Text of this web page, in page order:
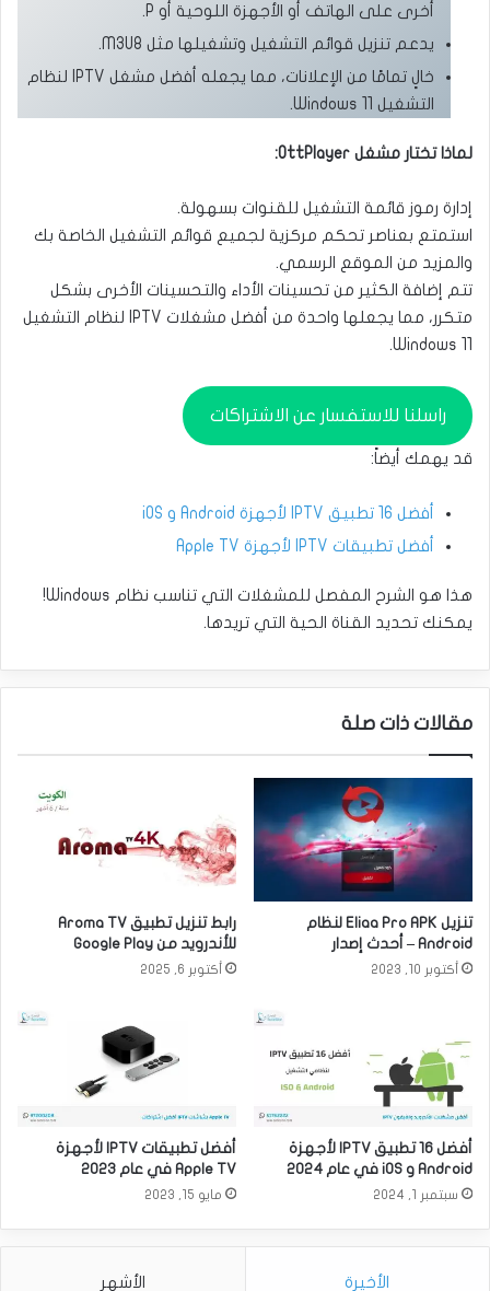
أخرى على الهاتف أو الأجهزة اللوحية أو P.
يدعم تنزيل قوائم التشغيل وتشغيلها مثل M3U8.
خالٍ تمامًا من الإعلانات، مما يجعله أفضل مشغل IPTV لنظام
التشغيل Windows 11.
لماذا تختار مشغل OttPlayer:
إدارة رموز قائمة التشغيل للقنوات بسهولة.
استمتع بعناصر تحكم مركزية لجميع قوائم التشغيل الخاصة بك
والمزيد من الموقع الرسمي.
تتم إضافة الكثير من تحسينات الأداء والتحسينات الأخرى بشكل
متكرر، مما يجعلها واحدة من أفضل مشغلات IPTV لنظام التشغيل
Windows 11.
راسلنا للاستفسار عن الاشتراكات
قد يهمك أيضاً:
أفضل 16 تطبيق IPTV لأجهزة Android و iOS
أفضل تطبيقات IPTV لأجهزة Apple TV
هذا هو الشرح المفصل للمشغلات التي تناسب نظام Windows!
يمكنك تحديد القناة الحية التي تريدها.
مقالات ذات صلة
تنزيل Eliaa Pro APK لنظام
Android – أحدث إصدار
أكتوبر 10, 2023
رابط تنزيل تطبيق Aroma TV
للأندرويد من Google Play
أكتوبر 6, 2025
أفضل 16 تطبيق IPTV لأجهزة
Android و iOS في عام 2024
سبتمبر 1, 2024
أفضل تطبيقات IPTV لأجهزة
Apple TV في عام 2023
مايو 15, 2023
الأخيرة الأشهر